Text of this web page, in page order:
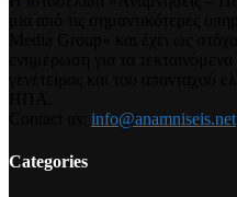
info@anamniseis.net
Categories